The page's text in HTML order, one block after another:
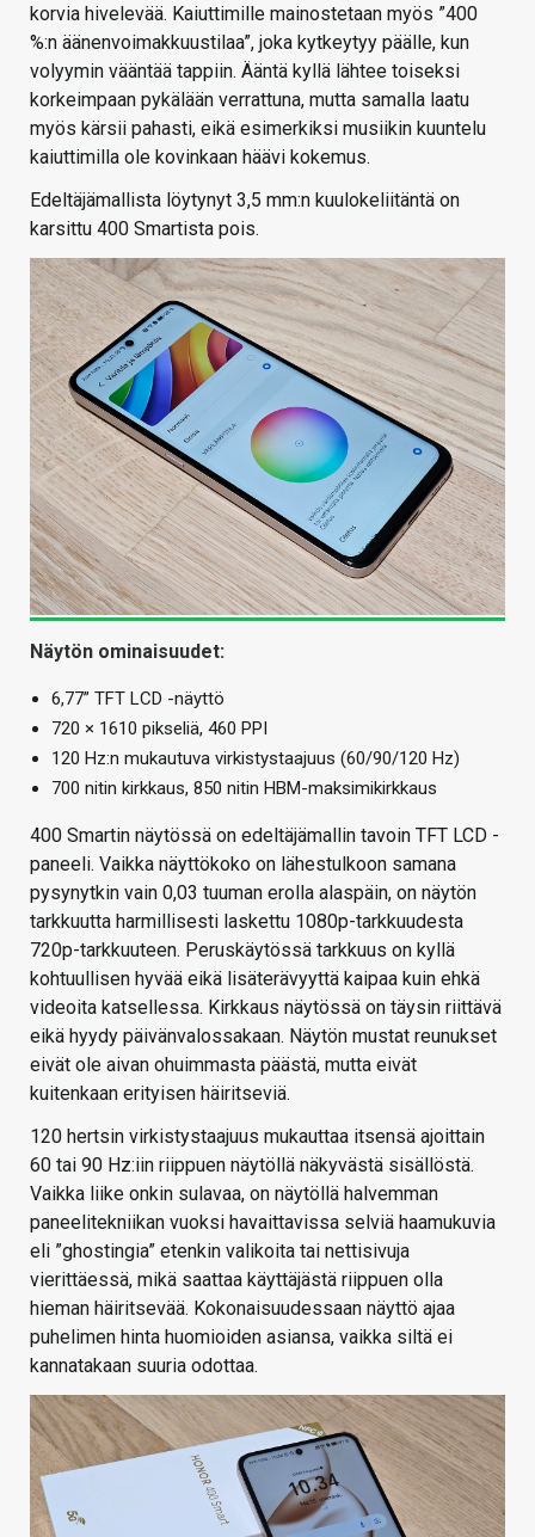
korvia hivelevää. Kaiuttimille mainostetaan myös ”400
%:n äänenvoimakkuustilaa”, joka kytkeytyy päälle, kun
volyymin vääntää tappiin. Ääntä kyllä lähtee toiseksi
korkeimpaan pykälään verrattuna, mutta samalla laatu
myös kärsii pahasti, eikä esimerkiksi musiikin kuuntelu
kaiuttimilla ole kovinkaan häävi kokemus.
Edeltäjämallista löytynyt 3,5 mm:n kuulokeliitäntä on
karsittu 400 Smartista pois.
Näytön ominaisuudet:
6,77” TFT LCD -näyttö
720 × 1610 pikseliä, 460 PPI
120 Hz:n mukautuva virkistystaajuus (60/90/120 Hz)
700 nitin kirkkaus, 850 nitin HBM-maksimikirkkaus
400 Smartin näytössä on edeltäjämallin tavoin TFT LCD -
paneeli. Vaikka näyttökoko on lähestulkoon samana
pysynytkin vain 0,03 tuuman erolla alaspäin, on näytön
tarkkuutta harmillisesti laskettu 1080p-tarkkuudesta
720p-tarkkuuteen. Peruskäytössä tarkkuus on kyllä
kohtuullisen hyvää eikä lisäterävyyttä kaipaa kuin ehkä
videoita katsellessa. Kirkkaus näytössä on täysin riittävä
eikä hyydy päivänvalossakaan. Näytön mustat reunukset
eivät ole aivan ohuimmasta päästä, mutta eivät
kuitenkaan erityisen häiritseviä.
120 hertsin virkistystaajuus mukauttaa itsensä ajoittain
60 tai 90 Hz:iin riippuen näytöllä näkyvästä sisällöstä.
Vaikka liike onkin sulavaa, on näytöllä halvemman
paneelitekniikan vuoksi havaittavissa selviä haamukuvia
eli ”ghostingia” etenkin valikoita tai nettisivuja
vierittäessä, mikä saattaa käyttäjästä riippuen olla
hieman häiritsevää. Kokonaisuudessaan näyttö ajaa
puhelimen hinta huomioiden asiansa, vaikka siltä ei
kannatakaan suuria odottaa.